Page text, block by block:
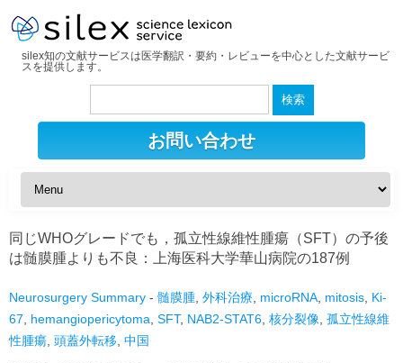
silex知の文献サービスは医学翻訳・要約・レビューを中心とした文献サービ
スを提供します。
検
お問い合わせ
同じWHOグレードでも，孤立性線維性腫瘍（SFT）の予後
は髄膜腫よりも不良：上海医科大学華山病院の187例
Neurosurgery Summary - 髄膜腫 外科治療 microRNA mitosis Ki-
67
hemangiopericytoma SFT, NAB2-STAT6 核分裂像 孤立性線維
性腫瘍 頭蓋外転移 中国